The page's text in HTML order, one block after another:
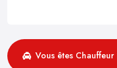
Vous êtes